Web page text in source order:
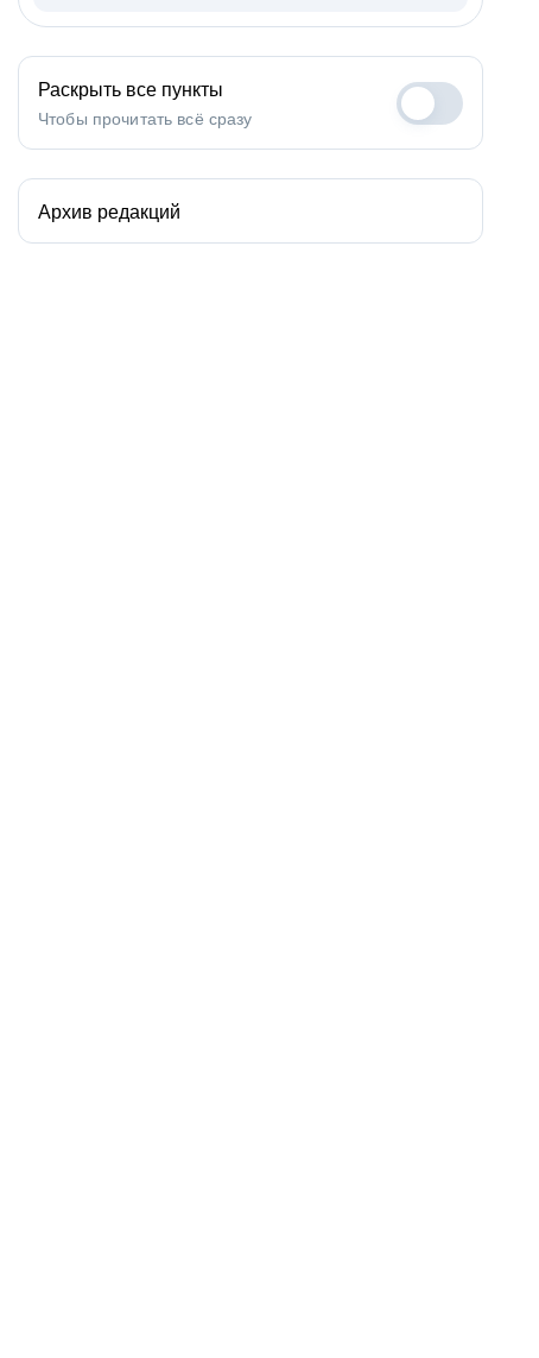
Раскрыть все пункты
Чтобы прочитать всё сразу
Архив редакций